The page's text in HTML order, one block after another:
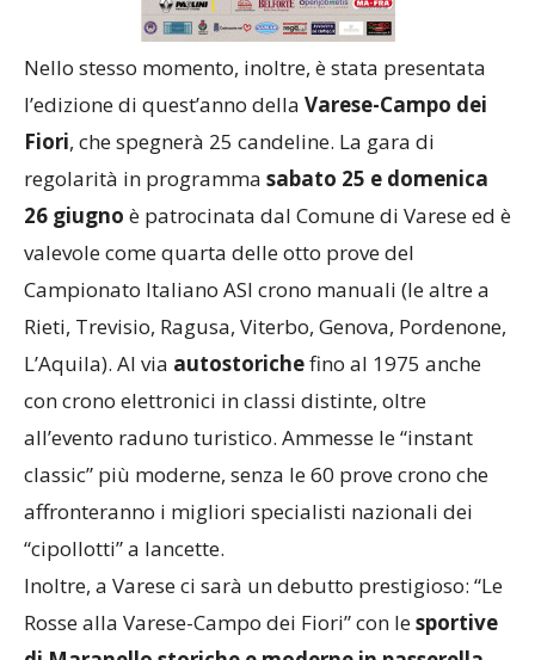
Nello stesso momento, inoltre, è stata presentata
l’edizione di quest’anno della Varese-Campo dei
Fiori, che spegnerà 25 candeline. La gara di
regolarità in programma sabato 25 e domenica
26 giugno è patrocinata dal Comune di Varese ed è
valevole come quarta delle otto prove del
Campionato Italiano ASI crono manuali (le altre a
Rieti, Trevisio, Ragusa, Viterbo, Genova, Pordenone,
L’Aquila). Al via autostorichefino al 1975 anche
con crono elettronici in classi distinte, oltre
all’evento raduno turistico. Ammesse le “instant
classic” più moderne, senza le 60 prove crono che
affronteranno i migliori specialisti nazionali dei
“cipollotti” a lancette.
Inoltre, a Varese ci sarà un debutto prestigioso: “Le
Rosse alla Varese-Campo dei Fiori” con lesportive